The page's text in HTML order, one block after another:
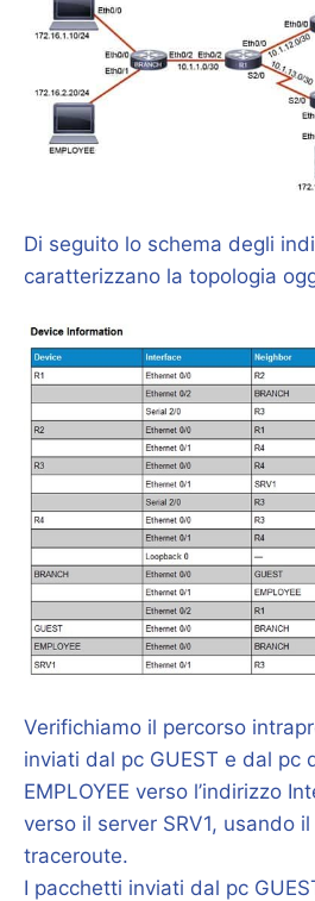
Di seguito lo schema degli
caratterizzano la topologia
Verifichiamo il percorso
inviati dal pc GUEST e dal pc
EMPLOYEE verso l’indirizzo
verso il server SRV1, usando
traceroute.
I pacchetti inviati dal pc